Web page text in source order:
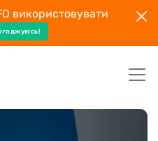
використовувати